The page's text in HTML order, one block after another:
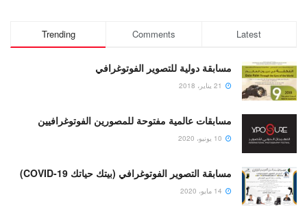
Trending Comments Latest
مسابقة دولية للتصوير الفوتوغرافي
مسابقات عالمية مفتوحة للمصورين الفوتوغرافيين
مسابقة التصوير الفوتوغرافي (بيتك حياتك COVID-19)